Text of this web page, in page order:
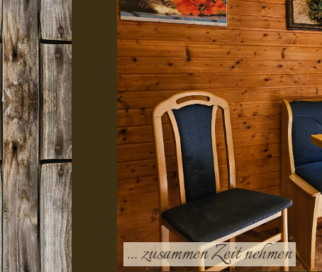
... zusammen Zeit nehmen